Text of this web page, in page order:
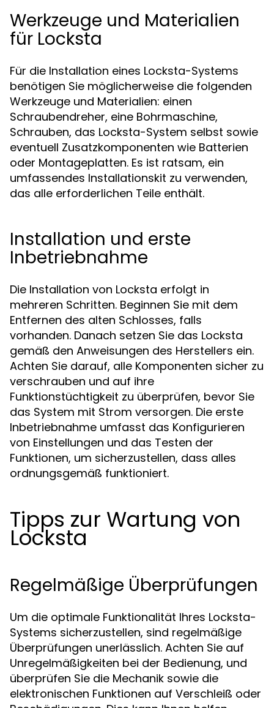
Werkzeuge und Materialien
für Locksta
Für die Installation eines Locksta-Systems
benötigen Sie möglicherweise die folgenden
Werkzeuge und Materialien: einen
Schraubendreher, eine Bohrmaschine,
Schrauben, das Locksta-System selbst sowie
eventuell Zusatzkomponenten wie Batterien
oder Montageplatten. Es ist ratsam, ein
umfassendes Installationskit zu verwenden,
das alle erforderlichen Teile enthält.
Installation und erste
Inbetriebnahme
Die Installation von Locksta erfolgt in
mehreren Schritten. Beginnen Sie mit dem
Entfernen des alten Schlosses, falls
vorhanden. Danach setzen Sie das Locksta
gemäß den Anweisungen des Herstellers ein.
Achten Sie darauf, alle Komponenten sicher zu
verschrauben und auf ihre
Funktionstüchtigkeit zu überprüfen, bevor Sie
das System mit Strom versorgen. Die erste
Inbetriebnahme umfasst das Konfigurieren
von Einstellungen und das Testen der
Funktionen, um sicherzustellen, dass alles
ordnungsgemäß funktioniert.
Tipps zur Wartung von
Locksta
Regelmäßige Überprüfungen
Um die optimale Funktionalität Ihres Locksta-
Systems sicherzustellen, sind regelmäßige
Überprüfungen unerlässlich. Achten Sie auf
Unregelmäßigkeiten bei der Bedienung, und
überprüfen Sie die Mechanik sowie die
elektronischen Funktionen auf Verschleiß oder